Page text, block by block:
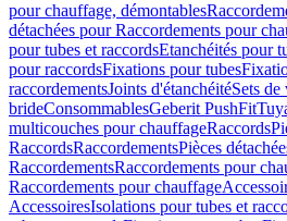
pour chauffage, démontables
détachées pour Raccordements pour
pour tubes et raccordsEtanchéités pour
pour raccordsFixations pour tubes
raccordementsJoints d'étanchéitéSets de
brideConsommablesGeberit PushFit
multicouches pour chauffageRaccords
RaccordsRaccordementsPièces
RaccordementsRaccordements pour
Raccordements pour chauffage
AccessoiresIsolations pour tubes et